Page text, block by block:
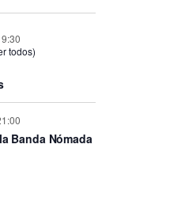
todos)
Banda Nómada